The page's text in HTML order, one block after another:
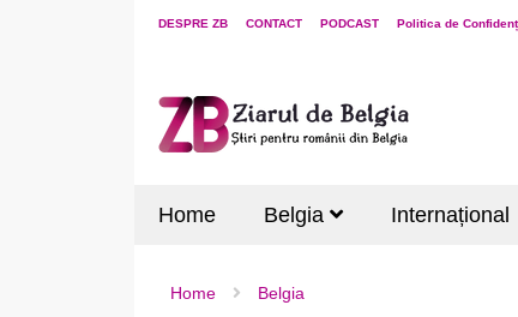
DESPRE ZB CONTACT PODCAST Politica de
Home Belgia Internațional
Home Belgia